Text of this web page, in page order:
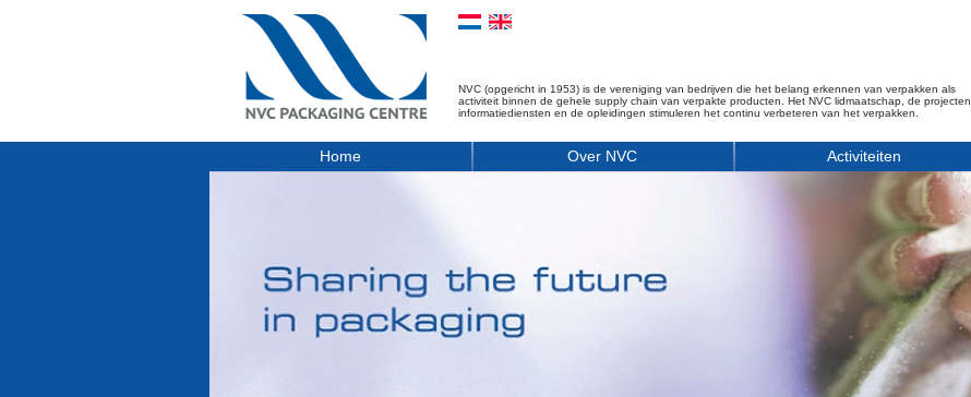
NVC (opgericht in 1953) is de vereniging van bedrijven die het belang erkennen van verpakken als
activiteit binnen de gehele supply chain van verpakte producten. Het NVC lidmaatschap, de projecten,
informatiediensten en de opleidingen stimuleren het continu verbeteren van het verpakken.
Home Over NVC Activiteiten